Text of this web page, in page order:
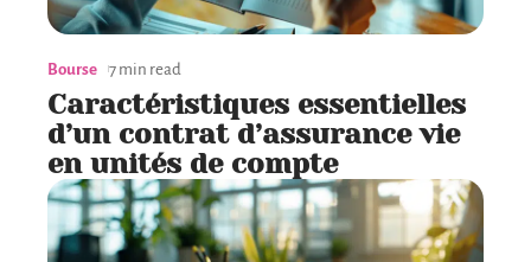
Bourse 7 min read
Caractéristiques essentielles
d’un contrat d’assurance vie
en unités de compte